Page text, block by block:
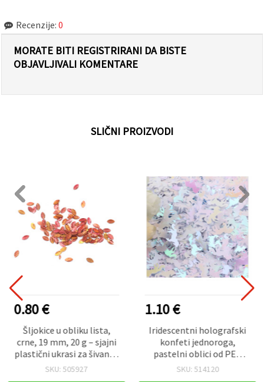
Recenzije: 0
MORATE BITI REGISTRIRANI DA BISTE
OBJAVLJIVALI KOMENTARE
SLIČNI PROIZVODI
0.80 €
Šljokice u obliku lista,
crne, 19 mm, 20 g – sjajni
plastični ukrasi za šivanje,
scrapbooking, izradu
SKU: 505927
1.10 €
Iridescentni holografski
konfeti jednoroga,
pastelni oblici od PET
folije, mini siluete
SKU: 514120